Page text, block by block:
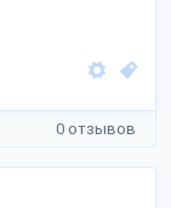
0 отзывов